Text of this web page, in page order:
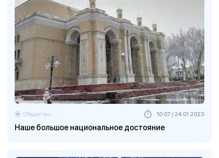
Наше большое национальное достояние
Общество 10:07 / 24.01.2023